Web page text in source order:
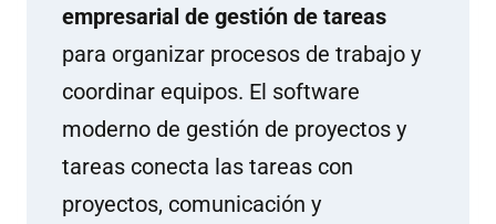
em­pre­sa­rial de ges­tión de ta­reas
pa­ra or­ga­ni­zar pro­ce­sos de tra­ba­jo y
co­or­di­nar equi­pos. El soft­ware
mo­derno de ges­tión de pro­yec­tos y
ta­reas co­nec­ta las ta­reas con
pro­yec­tos, co­mu­ni­ca­ción y